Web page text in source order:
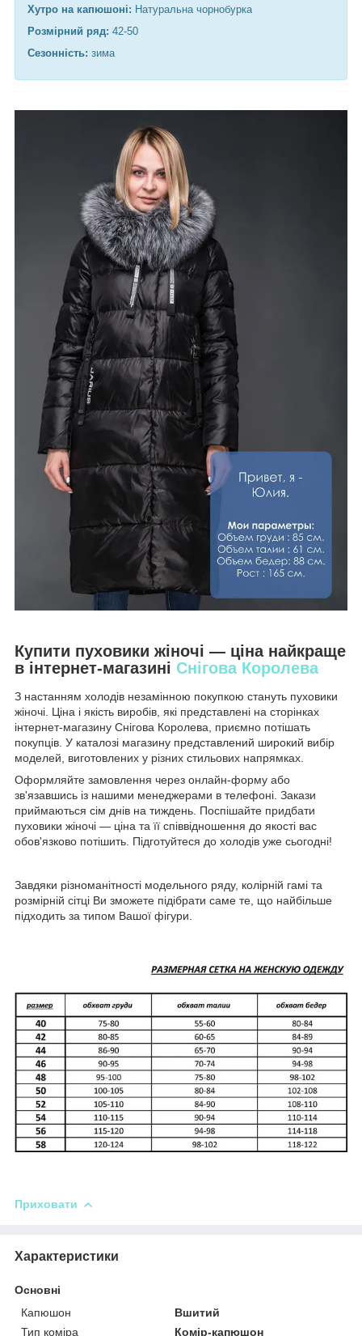
Хутро на капюшоні: Натуральна чорнобурка
Розмірний ряд: 42-50
Сезонність: зима
Купити пуховики жіночі — ціна найкраще
в інтернет-магазині Снігова Королева
З настанням холодів незамінною покупкою стануть пуховики
жіночі. Ціна і якість виробів, які представлені на сторінках
інтернет-магазину Снігова Королева, приємно потішать
покупців. У каталозі магазину представлений широкий вибір
моделей, виготовлених у різних стильових напрямках.
Оформляйте замовлення через онлайн-форму або
зв'язавшись із нашими менеджерами в телефоні. Закази
приймаються сім днів на тиждень. Поспішайте придбати
пуховики жіночі — ціна та її співвідношення до якості вас
обов'язково потішить. Підготуйтеся до холодів уже сьогодні!
Завдяки різноманітності модельного ряду, колірній гамі та
розмірній сітці Ви зможете підібрати саме те, що найбільше
підходить за типом Вашої фігури.
Приховати
Характеристики
Основні
Капюшон
Вшитий
Тип коміра
Комір-капюшон